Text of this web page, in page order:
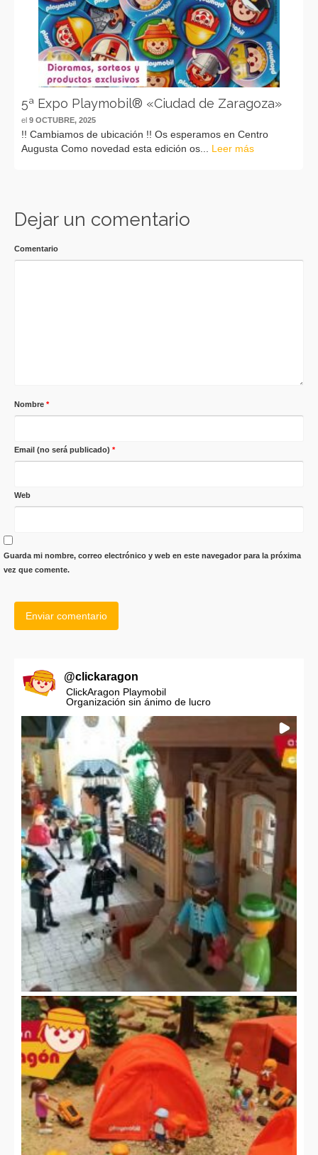
5ª Expo Playmobil® «Ciudad de Zaragoza»
el 9 OCTUBRE, 2025
!! Cambiamos de ubicación !! Os esperamos en Centro
Augusta Como novedad esta edición os... Leer más
Dejar un comentario
Comentario
Nombre *
Email (no será publicado) *
Web
Guarda mi nombre, correo electrónico y web en este navegador para la próxima
vez que comente.
@clickaragon
ClickAragon Playmobil
Organización sin ánimo de lucro